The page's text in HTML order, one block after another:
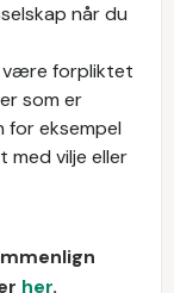
når du
være forpliktet
som er
for eksempel
vilje eller
her.